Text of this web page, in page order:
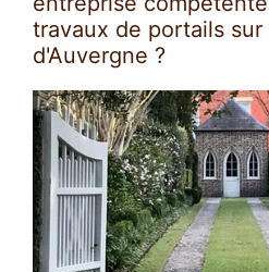
travaux de portails
d'Auvergne ?